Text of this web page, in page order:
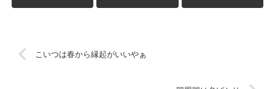
こいつは春から縁起がいいやぁ